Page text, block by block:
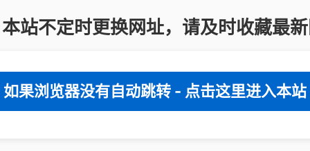
站不定时更换网址，请及时收藏最
如果浏览器没有自动跳转 - 点击这里进入本站